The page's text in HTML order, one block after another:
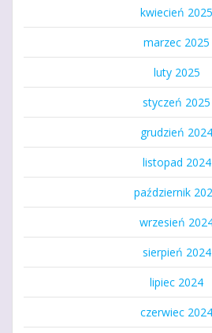
kwiecień 2025
marzec 2025
luty 2025
styczeń 2025
grudzień 2024
listopad 2024
październik
wrzesień
sierpień 2024
lipiec 2024
czerwiec 2024